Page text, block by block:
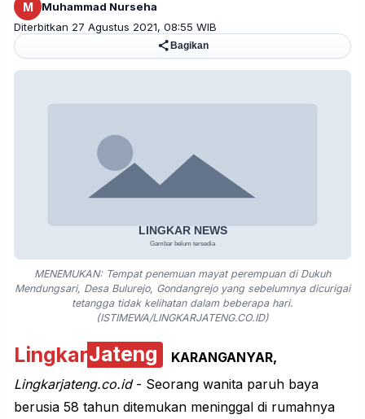
M
Muhammad Nurseha
Diterbitkan 27 Agustus 2021, 08:55 WIB
Bagikan
MENEMUKAN: Tempat penemuan mayat perempuan di Dukuh
Mendungsari, Desa Bulurejo, Gondangrejo yang sebelumnya dicurigai
tetangga tidak kelihatan dalam beberapa hari.
(ISTIMEWA/LINGKARJATENG.CO.ID)
LingkarJateng KARANGANYAR,
Lingkarjateng.co.id- Seorang wanita paruh baya
berusia 58 tahun ditemukan meninggal di rumahnya